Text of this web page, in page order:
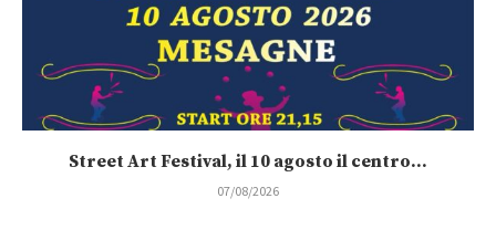
Street Art Festival, il 10 agosto il centro...
07/08/2026